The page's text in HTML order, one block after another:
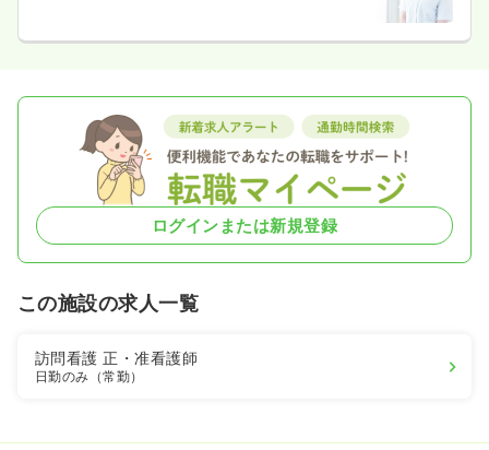
ログインまたは新規登録
この施設の求人一覧
訪問看護正・准看護師
日勤のみ（常勤）